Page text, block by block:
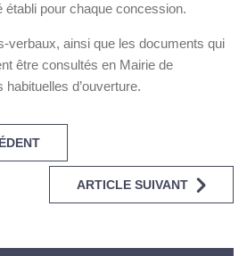
établi pour chaque concession.
verbaux, ainsi que les documents qui
être consultés en Mairie de
d’ouverture.
ARTICLE SUIVANT